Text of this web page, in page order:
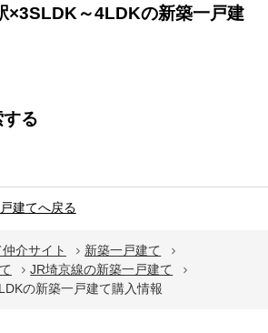
×3SLDK～4LDKの新築一戸建
る
建てへ戻る
介サイト
新築一戸建て
JR埼京線の新築一戸建て
の新築一戸建て購入情報